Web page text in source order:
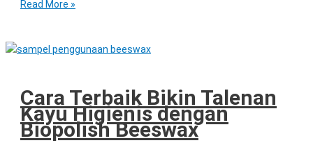
Read More »
Cara Terbaik Bikin Talenan
Kayu Higienis dengan
Biopolish Beeswax